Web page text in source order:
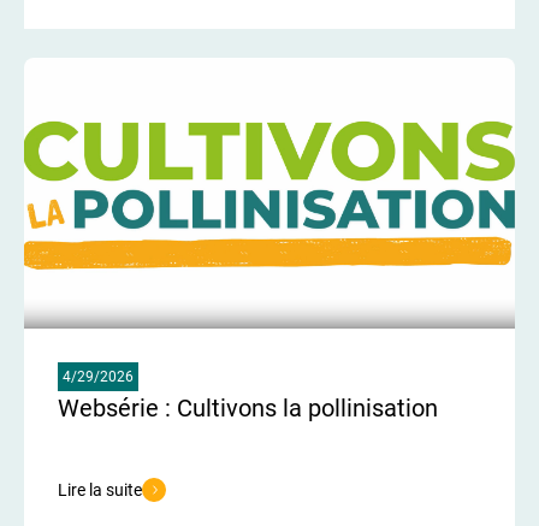
4/29/2026
Websérie : Cultivons la pollinisation
Lire la suite
de l'article Websérie : Cultivons la pollinisation